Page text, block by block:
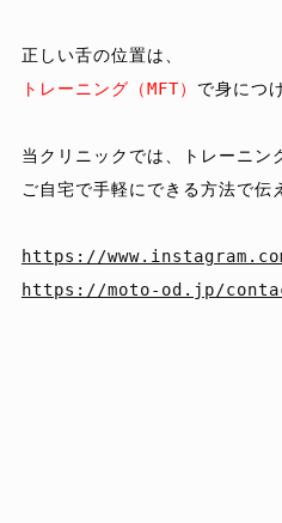
トレーニング（MFT） で身につ
当クリニックでは、トレーニン
ご自宅で手軽にできる方法で伝
https://
https://moto-od.jp/